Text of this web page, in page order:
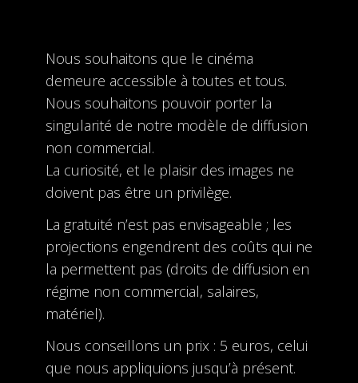
Nous souhaitons que le cinéma
demeure accessible à toutes et tous.
Nous souhaitons pouvoir porter la
singularité de notre modèle de diffusion
non commercial.
La curiosité, et le plaisir des images ne
doivent pas être un privilège.
La gratuité n’est pas envisageable ; les
projections engendrent des coûts qui ne
la permettent pas (droits de diffusion en
régime non commercial, salaires,
matériel).
Nous conseillons un prix : 5 euros, celui
que nous appliquions jusqu’à présent.